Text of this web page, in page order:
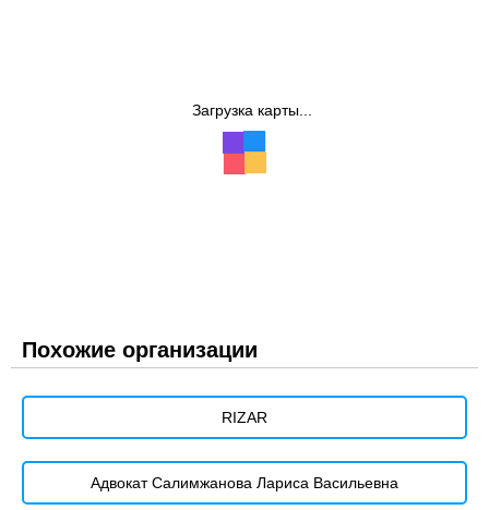
Загрузка карты...
Похожие организации
RIZAR
Адвокат Салимжанова Лариса Васильевна